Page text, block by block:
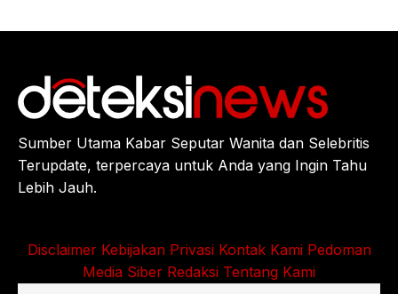
Sumber Utama Kabar Seputar Wanita dan Selebritis
Terupdate, terpercaya untuk Anda yang Ingin Tahu
Lebih Jauh.
Disclaimer Kebijakan Privasi Kontak Kami Pedoman
Media Siber Redaksi Tentang Kami